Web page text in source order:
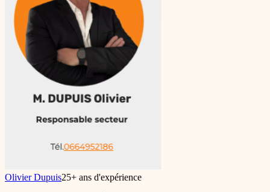
Olivier Dupuis25+ ans d'expérience